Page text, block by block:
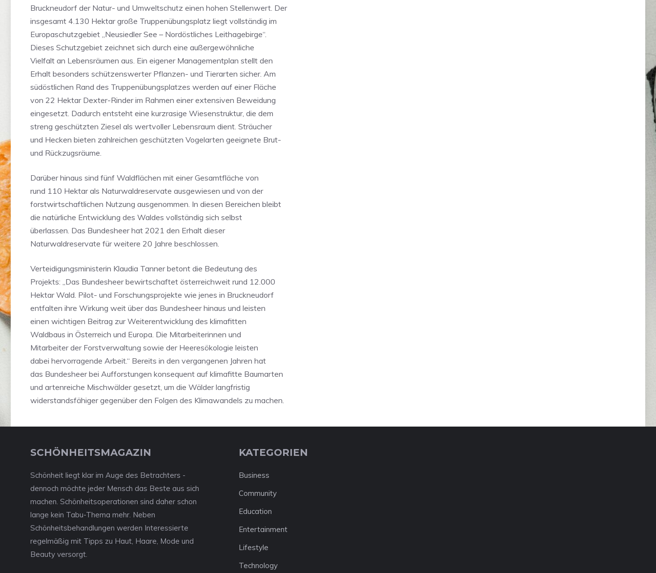
Bruckneudorf der Natur- und Umweltschutz einen hohen Stellenwert. Der
insgesamt 4.130 Hektar große Truppenübungsplatz liegt vollständig im
Europaschutzgebiet „Neusiedler See – Nordöstliches Leithagebirge“.
Dieses Schutzgebiet zeichnet sich durch eine außergewöhnliche
Vielfalt an Lebensräumen aus. Ein eigener Managementplan stellt den
Erhalt besonders schützenswerter Pflanzen- und Tierarten sicher. Am
südöstlichen Rand des Truppenübungsplatzes werden auf einer Fläche
von 22 Hektar Dexter-Rinder im Rahmen einer extensiven Beweidung
eingesetzt. Dadurch entsteht eine kurzrasige Wiesenstruktur, die dem
streng geschützten Ziesel als wertvoller Lebensraum dient. Sträucher
und Hecken bieten zahlreichen geschützten Vogelarten geeignete Brut-
und Rückzugsräume.
Darüber hinaus sind fünf Waldflächen mit einer Gesamtfläche von
rund 110 Hektar als Naturwaldreservate ausgewiesen und von der
forstwirtschaftlichen Nutzung ausgenommen. In diesen Bereichen bleibt
die natürliche Entwicklung des Waldes vollständig sich selbst
überlassen. Das Bundesheer hat 2021 den Erhalt dieser
Naturwaldreservate für weitere 20 Jahre beschlossen.
Verteidigungsministerin Klaudia Tanner betont die Bedeutung des
Projekts: „Das Bundesheer bewirtschaftet österreichweit rund 12.000
Hektar Wald. Pilot- und Forschungsprojekte wie jenes in Bruckneudorf
entfalten ihre Wirkung weit über das Bundesheer hinaus und leisten
einen wichtigen Beitrag zur Weiterentwicklung des klimafitten
Waldbaus in Österreich und Europa. Die Mitarbeiterinnen und
Mitarbeiter der Forstverwaltung sowie der Heeresökologie leisten
dabei hervorragende Arbeit.“ Bereits in den vergangenen Jahren hat
das Bundesheer bei Aufforstungen konsequent auf klimafitte Baumarten
und artenreiche Mischwälder gesetzt, um die Wälder langfristig
widerstandsfähiger gegenüber den Folgen des Klimawandels zu machen.
SCHÖNHEITSMAGAZIN
Schönheit liegt klar im Auge des Betrachters -
dennoch möchte jeder Mensch das Beste aus sich
machen. Schönheitsoperationen sind daher schon
lange kein Tabu-Thema mehr. Neben
Schönheitsbehandlungen werden Interessierte
regelmäßig mit Tipps zu Haut, Haare, Mode und
Beauty versorgt.
KATEGORIEN
Business
Community
Education
Entertainment
Lifestyle
Technology